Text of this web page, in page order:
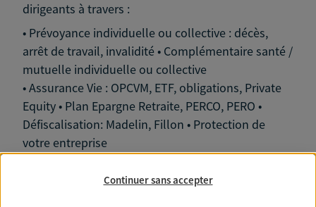
dirigeants à travers :
• Prévoyance individuelle ou collective : décès,
arrêt de travail, invalidité • Complémentaire santé /
mutuelle individuelle ou collective
• Assurance Vie : OPCVM, ETF, obligations, Private
Equity • Plan Epargne Retraite, PERCO, PERO •
Défiscalisation: Madelin, Fillon • Protection de
votre entreprise
Continuer sans accepter